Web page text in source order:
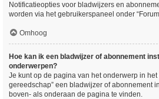
Notificatieopties voor bladwijzers en
worden via het gebruikerspaneel onder
Omhoog
Hoe kan ik een bladwijzer of abonnement
onderwerpen?
Je kunt op de pagina van het onderwerp in het
gereedschap” een bladwijzer of abonnement
boven- als onderaan de pagina te vinden.